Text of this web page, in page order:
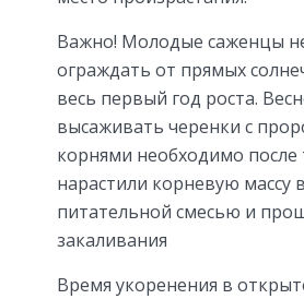
Важно! Молодые саженцы
ограждать от прямых
весь первый год роста.
высаживать черенки с
корнями необходимо после
нарастили корневую массу
питательной смесью и
закаливания
Время укоренения в